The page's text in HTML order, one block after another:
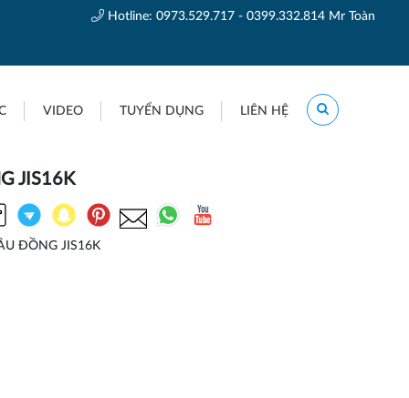
Hotline: 0973.529.717 - 0399.332.814 Mr Toàn
VIDEO TUYỂN DỤNG LIÊN HỆ
JIS16K
ĐỒNG JIS16K